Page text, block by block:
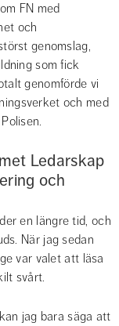
FN med
och
genomslag,
som fick
genomförde vi
och med
Ledarskap
och
en längre tid, och
När jag sedan
var valet att läsa
svårt.
jag bara säga att